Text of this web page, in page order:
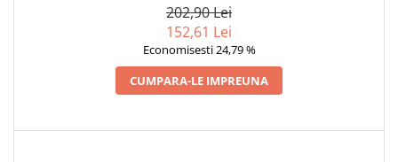
VOLUMELE I-III. CUTIE DE
COLECTIE -SCARLAT
202,90 Lei
152,61 Lei
Economisesti 24,79 %
CUMPARA-LE IMPREUNA